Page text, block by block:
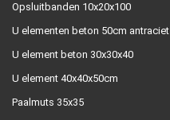
Opsluitbanden 10x20x100
U elementen beton 50cm antraciet
U element beton 30x30x40
U element 40x40x50cm
Paalmuts 35x35